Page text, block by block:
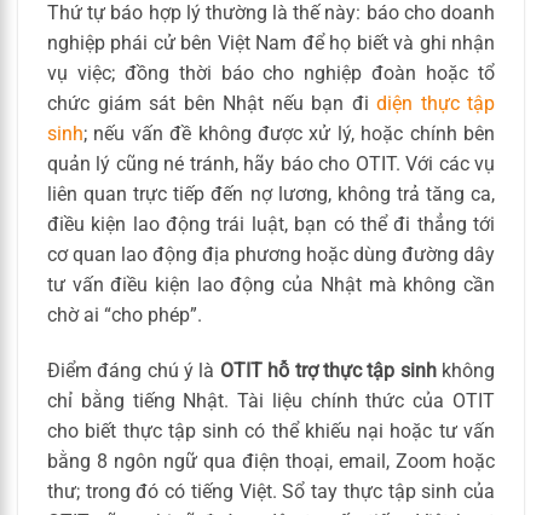
Thứ tự báo hợp lý thường là thế này: báo cho doanh
nghiệp phái cử bên Việt Nam để họ biết và ghi nhận
vụ việc; đồng thời báo cho nghiệp đoàn hoặc tổ
chức giám sát bên Nhật nếu bạn đi diện thực tập
sinh; nếu vấn đề không được xử lý, hoặc chính bên
quản lý cũng né tránh, hãy báo cho OTIT. Với các vụ
liên quan trực tiếp đến nợ lương, không trả tăng ca,
điều kiện lao động trái luật, bạn có thể đi thẳng tới
cơ quan lao động địa phương hoặc dùng đường dây
tư vấn điều kiện lao động của Nhật mà không cần
chờ ai “cho phép”.
Điểm đáng chú ý là OTIT hỗ trợ thực tập sinhkhông
chỉ bằng tiếng Nhật. Tài liệu chính thức của OTIT
cho biết thực tập sinh có thể khiếu nại hoặc tư vấn
bằng 8 ngôn ngữ qua điện thoại, email, Zoom hoặc
thư; trong đó có tiếng Việt. Sổ tay thực tập sinh của